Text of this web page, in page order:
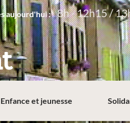
aujourd'hui : 8h - 12h15 /
Enfance et jeunesse